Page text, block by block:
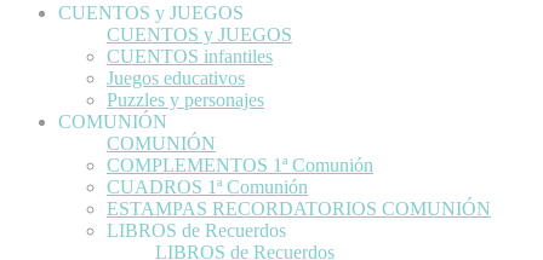
CUENTOS y JUEGOS
CUENTOS y JUEGOS
CUENTOS infantiles
Juegos educativos
Puzzles y personajes
COMUNIÓN
COMUNIÓN
COMPLEMENTOS 1ª Comunión
CUADROS 1ª Comunión
ESTAMPAS RECORDATORIOS COMUNIÓN
LIBROS de Recuerdos
LIBROS de Recuerdos